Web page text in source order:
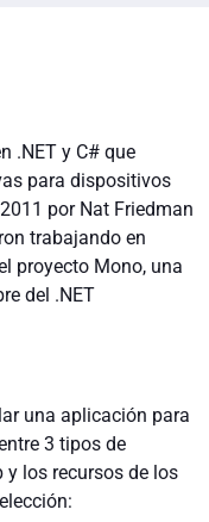
.NET y C# que
para dispositivos
por Nat Friedman
trabajando en
proyecto Mono, una
del .NET
una aplicación para
3 tipos de
los recursos de los